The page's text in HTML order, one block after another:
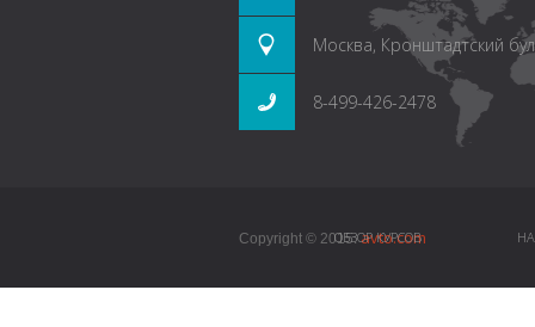
Москва, Кронштадтский
8-499-426-2478
Copyright © 2015.avto.com
ОБЗОР КУРСОВ